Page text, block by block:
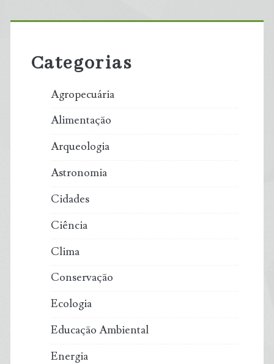
Primary
Sidebar
Categorias
Agropecuária
Alimentação
Arqueologia
Astronomia
Cidades
Ciência
Clima
Conservação
Ecologia
Educação Ambiental
Energia